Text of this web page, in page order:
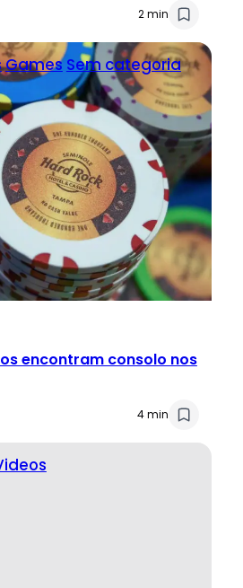
2 min
Games Sem categoria
encontram consolo nos
4 min